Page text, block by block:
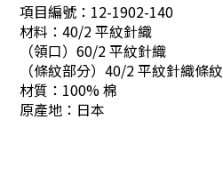
項目編號： 12-1902-140
材料：40/2 平紋針織
（領口） 60/2 平紋針織
（條紋部分） 40/2 平紋針織條紋
材質： 100% 棉
原產地： 日本